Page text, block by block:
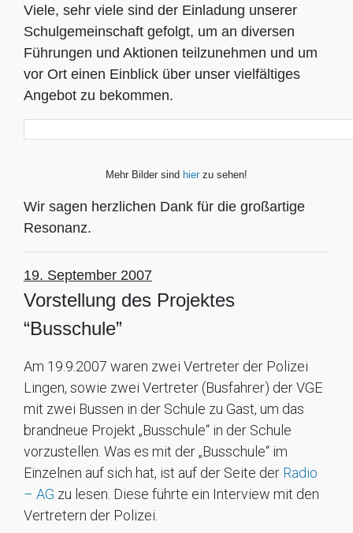
Viele, sehr viele sind der Einladung unserer
Schulgemeinschaft gefolgt, um an diversen
Führungen und Aktionen teilzunehmen und um
vor Ort einen Einblick über unser vielfältiges
Angebot zu bekommen.
Mehr Bilder sind hierzu sehen!
Wir sagen herzlichen Dank für die großartige
Resonanz.
19. September 2007
Vorstellung des Projektes
“Busschule”
Am 19.9.2007 waren zwei Vertreter der Polizei
Lingen, sowie zwei Vertreter (Busfahrer) der VGE
mit zwei Bussen in der Schule zu Gast, um das
brandneue Projekt „Busschule“ in der Schule
vorzustellen. Was es mit der „Busschule“ im
Einzelnen auf sich hat, ist auf der Seite der Radio
– AG zu lesen. Diese führte ein Interview mit den
Vertretern der Polizei.